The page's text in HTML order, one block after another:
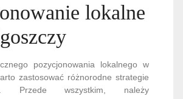
lokalne
pozycjonowania lokalnego w
zastosować różnorodne strategie
Przede wszystkim, należy